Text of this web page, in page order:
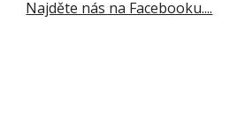
Najděte nás na Facebooku....